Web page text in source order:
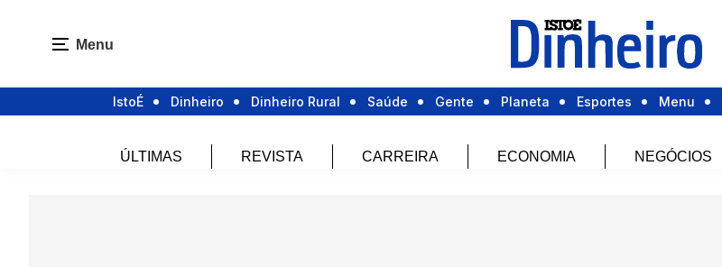
Menu
IstoÉ Dinheiro Dinheiro Rural Saúde Gente Planeta Esportes Menu
ÚLTIMAS REVISTA CARREIRA ECONOMIA NEGÓCIOS